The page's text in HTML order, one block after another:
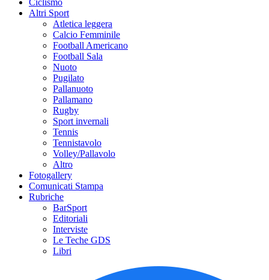
Ciclismo
Altri Sport
Atletica leggera
Calcio Femminile
Football Americano
Football Sala
Nuoto
Pugilato
Pallanuoto
Pallamano
Rugby
Sport invernali
Tennis
Tennistavolo
Volley/Pallavolo
Altro
Fotogallery
Comunicati Stampa
Rubriche
BarSport
Editoriali
Interviste
Le Teche GDS
Libri